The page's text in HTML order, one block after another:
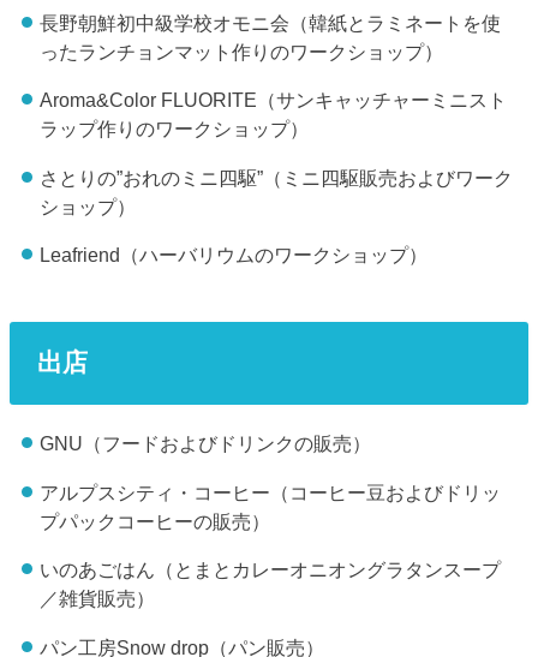
長野朝鮮初中級学校オモニ会（韓紙とラミネートを使
ったランチョンマット作りのワークショップ）
Aroma&Color FLUORITE（サンキャッチャーミニスト
ラップ作りのワークショップ）
さとりの”おれのミニ四駆”（ミニ四駆販売およびワーク
ショップ）
Leafriend（ハーバリウムのワークショップ）
出店
GNU（フードおよびドリンクの販売）
アルプスシティ・コーヒー（コーヒー豆およびドリッ
プパックコーヒーの販売）
いのあごはん（とまとカレーオニオングラタンスープ
／雑貨販売）
パン工房Snow drop（パン販売）